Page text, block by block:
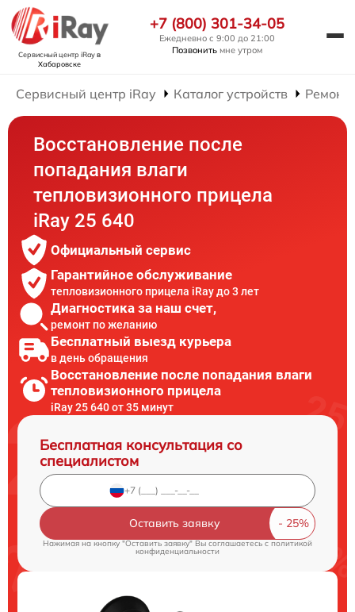
Сервисный центр iRayв
Хабаровске
+7 (800) 301-34-05
Ежедневно с 9:00 до 21:00
Позвонить мне утром
Сервисный центр iRay Каталог устройств Ремонт
Восстановление после
попадания влаги
тепловизионного прицела
iRay 25 640
Официальный сервис
Гарантийное обслуживание
тепловизионного прицела iRay до 3 лет
Диагностика за наш счет,
ремонт по желанию
Бесплатный выезд курьера
в день обращения
Восстановление после попадания влаги
тепловизионного прицела
iRay 25 640 от 35 минут
Бесплатная консультация со
специалистом
Оставить заявку
Нажимая на кнопку "Оставить заявку" Вы соглашаетесь cполитикой
конфиденциальности